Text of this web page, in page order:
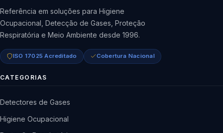
Referência em soluções para Higiene
Ocupacional, Detecção de Gases, Proteção
Respiratória e Meio Ambiente desde 1996.
ISO 17025 Acreditado Cobertura Nacional
CATEGORIAS
Detectores de Gases
Higiene Ocupacional